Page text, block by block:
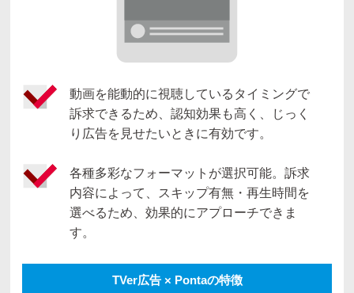
動画を能動的に視聴しているタイミングで
訴求できるため、認知効果も高く、じっく
り広告を見せたいときに有効です。
各種多彩なフォーマットが選択可能。訴求
内容によって、スキップ有無・再生時間を
選べるため、効果的にアプローチできま
す。
TVer広告 × Pontaの特徴